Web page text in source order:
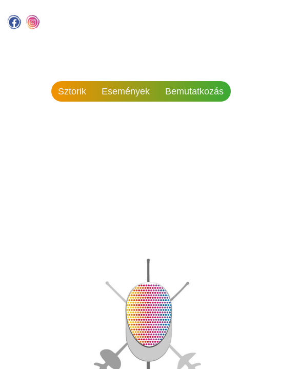
Sztorik Események Bemutatkozás